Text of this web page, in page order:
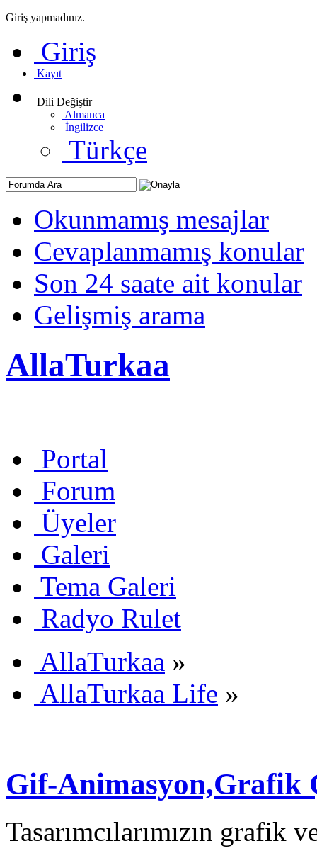
Giriş yapmadınız.
Giriş
Kayıt
Dili Değiştir
Almanca
İngilizce
Türkçe
Okunmamış mesajlar
Cevaplanmamış konular
Son 24 saate ait konular
Gelişmiş arama
AllaTurkaa
Portal
Forum
Üyeler
Galeri
Tema Galeri
Radyo Rulet
AllaTurkaa »
AllaTurkaa Life »
Gif-Animasyon,Grafik
Tasarımcılarımızın grafik